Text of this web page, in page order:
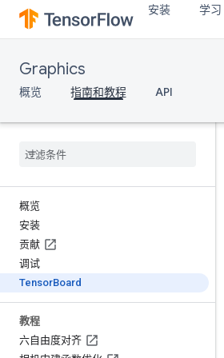
安装 学习
Graphics
概览 指南和教程 API
概览
安装
贡献
调试
TensorBoard
教程
六自由度对齐